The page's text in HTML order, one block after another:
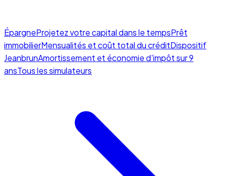
ÉpargneProjetez votre capital dans le tempsPrêt
immobilierMensualités et coût total du créditDispositif
JeanbrunAmortissement et économie d'impôt sur 9
ansTous les simulateurs